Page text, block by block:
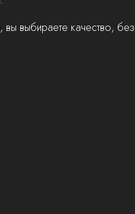
выбираете качество,